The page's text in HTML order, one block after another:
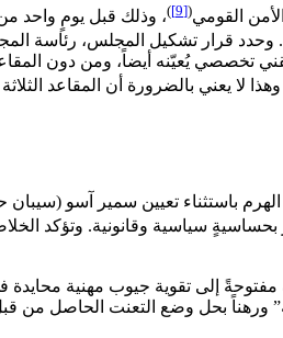
(
[9]
)، وذلك قبل يومٍ واحد
وغيرها. وحدد قرار تشكيل المجلس،
تخصصي يُعيّنه أيضاً، ومن دون المقاعد
وهذا لا يعني بالضرورة أن المقاعد
باستثناء تعيين سمير آسو (سيبان
سياسية وقانونية. وتؤكد
مفتوحةً إلى تقوية جيوب مهنية محايدة
ورهناً بحل وضع التعنت الحاصل من